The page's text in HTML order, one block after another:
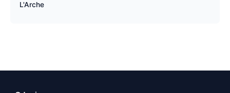
L'Arche